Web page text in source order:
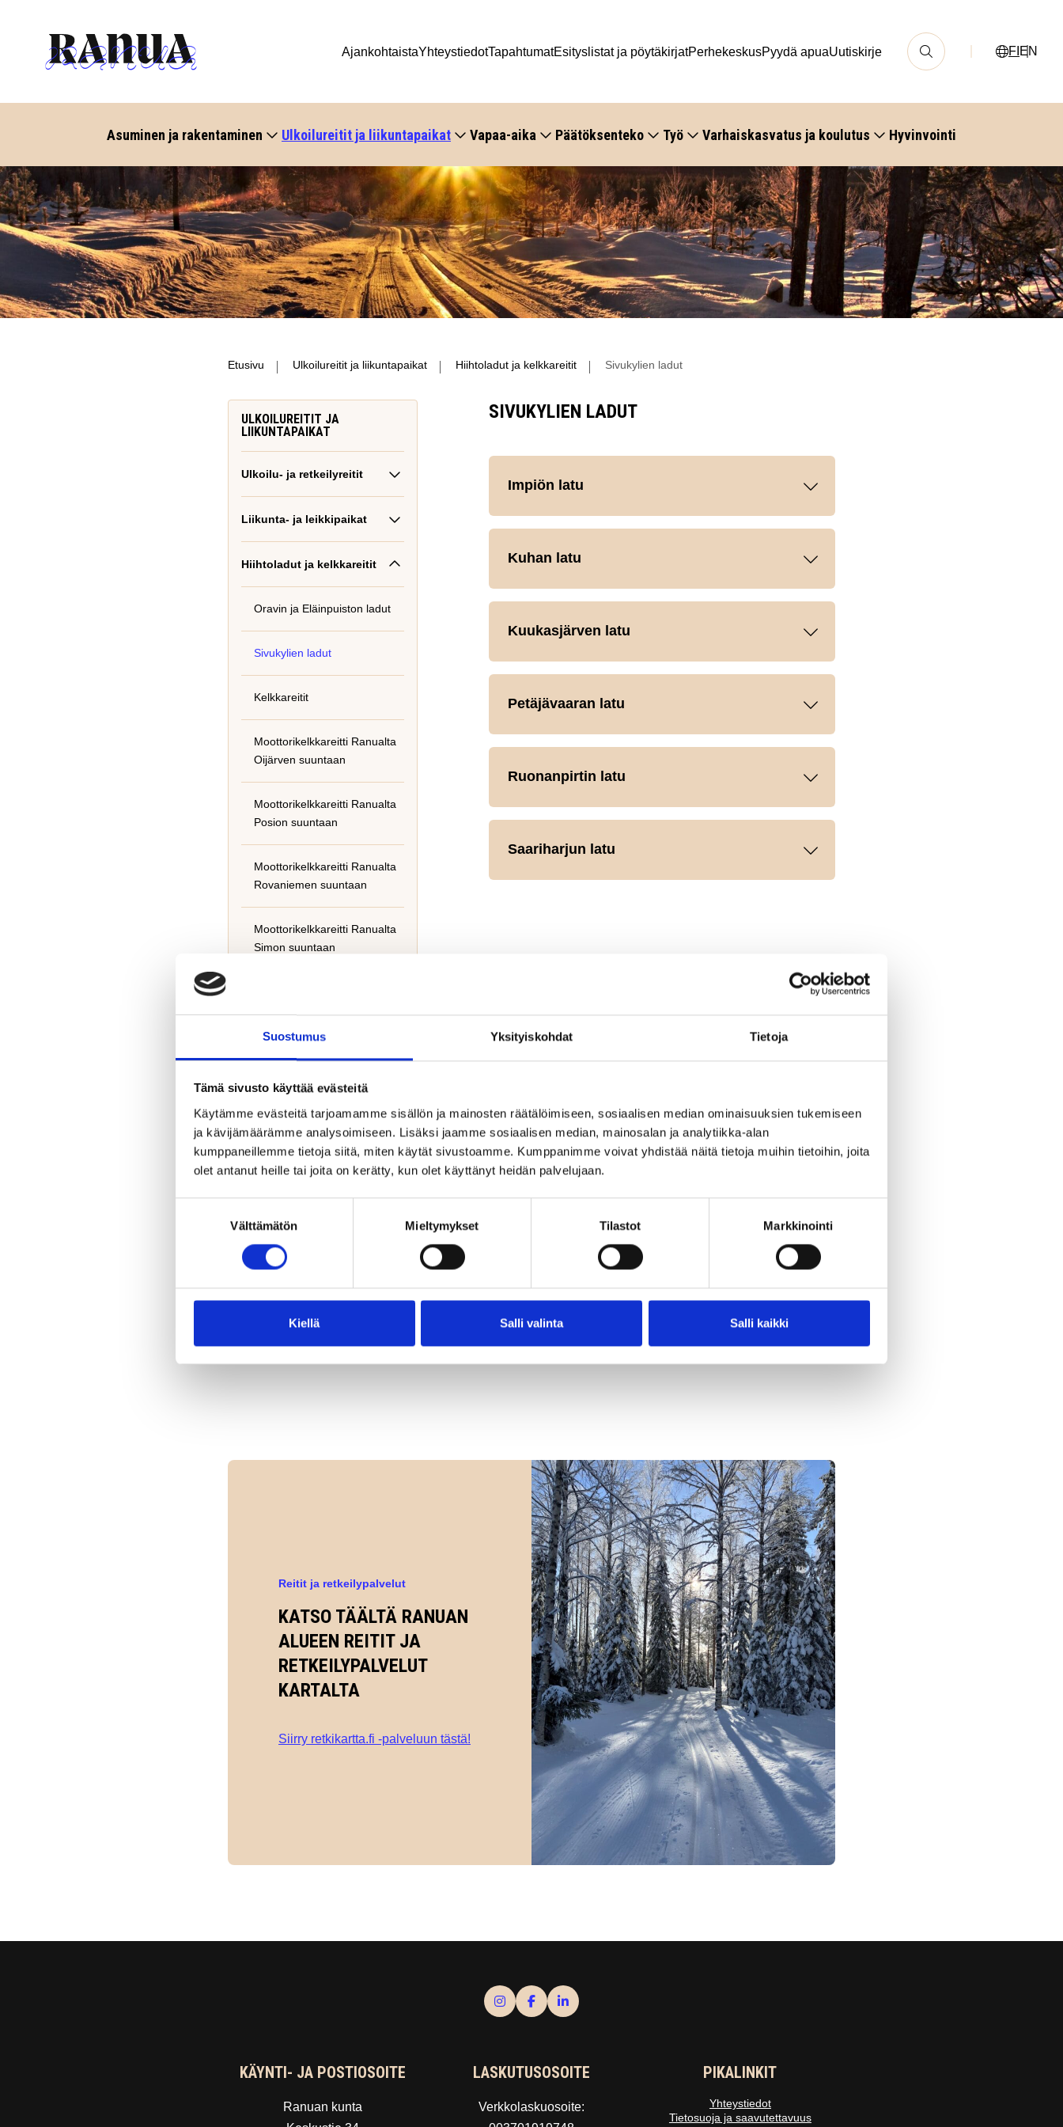
Suostumus Yksityiskohdat Tietoja
Tämä sivusto käyttää evästeitä
Käytämme evästeitä tarjoamamme sisällön ja mainosten räätälöimiseen, sosiaalisen median ominaisuuksien tukemiseen
ja kävijämäärämme analysoimiseen. Lisäksi jaamme sosiaalisen median, mainosalan ja analytiikka-alan
kumppaneillemme tietoja siitä, miten käytät sivustoamme. Kumppanimme voivat yhdistää näitä tietoja muihin tietoihin, joita
olet antanut heille tai joita on kerätty, kun olet käyttänyt heidän palvelujaan.
Välttämätön Mieltymykset Tilastot Markkinointi
Kiellä Salli valinta Salli kaikki
AjankohtaistaYhteystiedotTapahtumatEsityslistat ja pöytäkirjatPerhekeskusPyydä apuaUutiskirje FI EN
Asuminen ja rakentaminen Ulkoilureitit ja liikuntapaikat Vapaa-aika Päätöksenteko Työ Varhaiskasvatus ja koulutus Hyvinvointi
Etusivu Ulkoilureitit ja liikuntapaikat Hiihtoladut ja kelkkareitit Sivukylien ladut
ULKOILUREITIT JA
LIIKUNTAPAIKAT
Ulkoilu- ja retkeilyreitit
Liikunta- ja leikkipaikat
Hiihtoladut ja kelkkareitit
Oravin ja Eläinpuiston ladut
Sivukylien ladut
Kelkkareitit
Moottorikelkkareitti Ranualta
Oijärven suuntaan
Moottorikelkkareitti Ranualta
Posion suuntaan
Moottorikelkkareitti Ranualta
Rovaniemen suuntaan
Moottorikelkkareitti Ranualta
Simon suuntaan
Muut kohteet
Ilmottaudu sivukylän
ladun vetäjäksi!
Kenttämestari
0400 181 765
ismo.sarajarvi(at)ranua.fi
SIVUKYLIEN LADUT
Impiön latu
Kuhan latu
Kuukasjärven latu
Petäjävaaran latu
Ruonanpirtin latu
Saariharjun latu
Reitit ja retkeilypalvelut
KATSO TÄÄLTÄ RANUAN
ALUEEN REITIT JA
RETKEILYPALVELUT
KARTALTA
Siirry retkikartta.fi -palveluun tästä!
KÄYNTI- JA POSTIOSOITE
Ranuan kunta
LASKUTUSOSOITE
Verkkolaskuosoite:
PIKALINKIT
Yhteystiedot
Tietosuoja ja saavutettavuus